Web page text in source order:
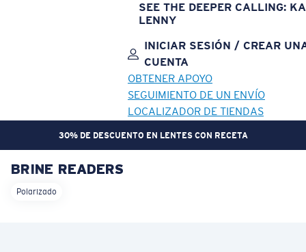
SEE THE DEEPER CALLING:
LENNY
INICIAR SESIÓN / CREAR
CUENTA
OBTENER APOYO
SEGUIMIENTO DE UN ENVÍO
LOCALIZADOR DE TIENDAS
30% DE DESCUENTO EN LENTES CON RECETA
OBJETIVO ACTUALIZADO
BRINE READERS
Polarizado